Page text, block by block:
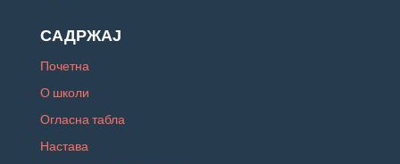
САДРЖАЈ
Почетна
О школи
Огласна табла
Настава